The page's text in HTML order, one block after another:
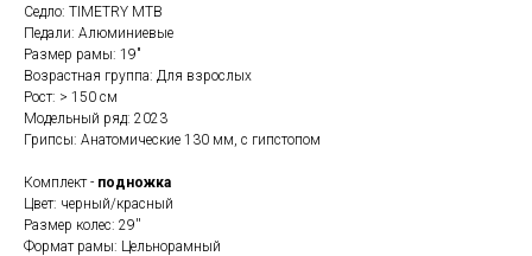
Седло: TIMETRY MTB
Педали: Алюминиевые
Размер рамы: 19"
Возрастная группа: Для взрослых
Рост: > 150 см
Модельный ряд: 2023
Грипсы: Анатомические 130 мм, с гипстопом
Комплект - подножка
Цвет: черный/красный
Размер колес: 29''
Формат рамы: Цельнорамный